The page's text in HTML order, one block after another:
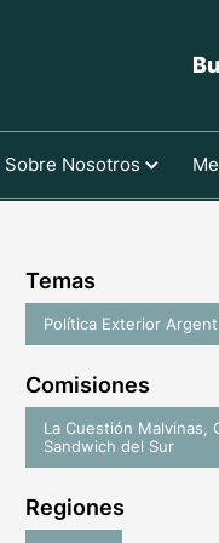
Sobre Nosotros
Temas
Política Exterior
Comisiones
La Cuestión Malvinas,
Sandwich del Sur
Regiones